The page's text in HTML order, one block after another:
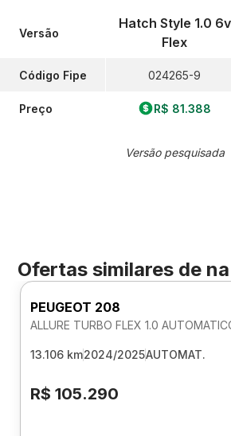
Versão
Código Fipe
Preço
Hatch Style 1.0 6v
Flex
024265-9
R$ 81.388
Versão pesquisada
Ofertas similares de
PEUGEOT 208
ALLURE TURBO FLEX 1.0
13.106 km2024/2025AUTOMAT.
R$ 105.290